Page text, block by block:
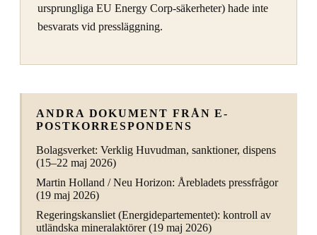
ursprungliga EU Energy Corp-säkerheter) hade inte
besvarats vid pressläggning.
ANDRA DOKUMENT FRÅN E-
POSTKORRESPONDENS
Bolagsverket: Verklig Huvudman, sanktioner, dispens
(15–22 maj 2026)
Martin Holland / Neu Horizon: Årebladets pressfrågor
(19 maj 2026)
Regeringskansliet (Energidepartementet): kontroll av
utländska mineralaktörer (19 maj 2026)